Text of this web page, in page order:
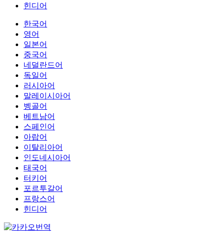
힌디어
한국어
영어
일본어
중국어
네덜란드어
독일어
러시아어
말레이시아어
벵골어
베트남어
스페인어
아랍어
이탈리아어
인도네시아어
태국어
터키어
포르투갈어
프랑스어
힌디어